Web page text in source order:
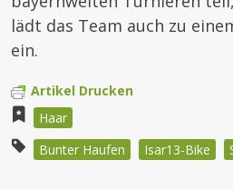
lädt das Team auch zu
ein.
Artikel Drucken
Haar
Bunter Haufen
Isar13-Bike